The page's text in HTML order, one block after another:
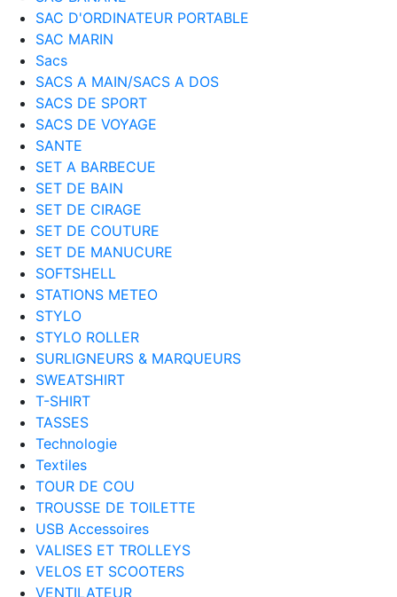
SAC D'ORDINATEUR PORTABLE
SAC MARIN
Sacs
SACS A MAIN/SACS A DOS
SACS DE SPORT
SACS DE VOYAGE
SANTE
SET A BARBECUE
SET DE BAIN
SET DE CIRAGE
SET DE COUTURE
SET DE MANUCURE
SOFTSHELL
STATIONS METEO
STYLO
STYLO ROLLER
SURLIGNEURS & MARQUEURS
SWEATSHIRT
T-SHIRT
TASSES
Technologie
Textiles
TOUR DE COU
TROUSSE DE TOILETTE
USB Accessoires
VALISES ET TROLLEYS
VELOS ET SCOOTERS
VENTILATEUR